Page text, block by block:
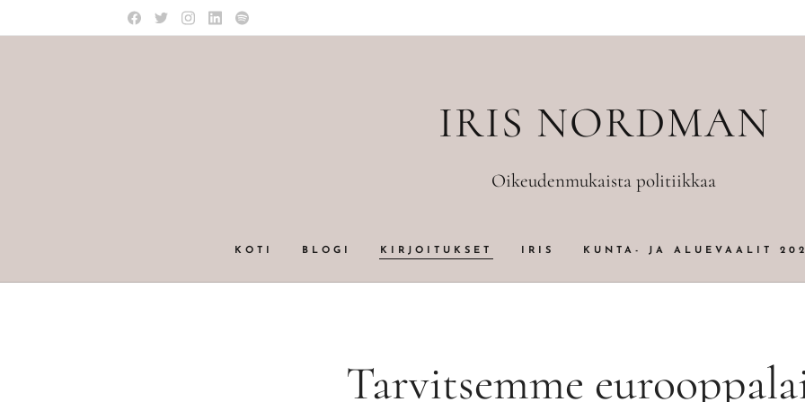
IRIS NORDMAN
Oikeudenmukaista politiikkaa
KOTI BLOGI KIRJOITUKSET IRIS KUNTA- JA ALUEVAALIT
Tarvitsemme